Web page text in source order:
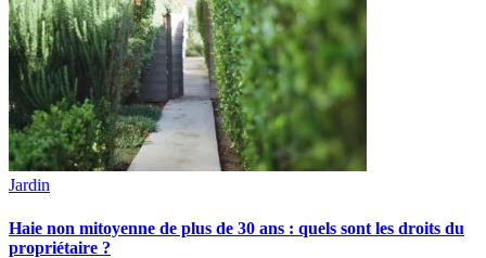
Jardin
Haie non mitoyenne de plus de 30 ans : quels sont les droits du
propriétaire ?